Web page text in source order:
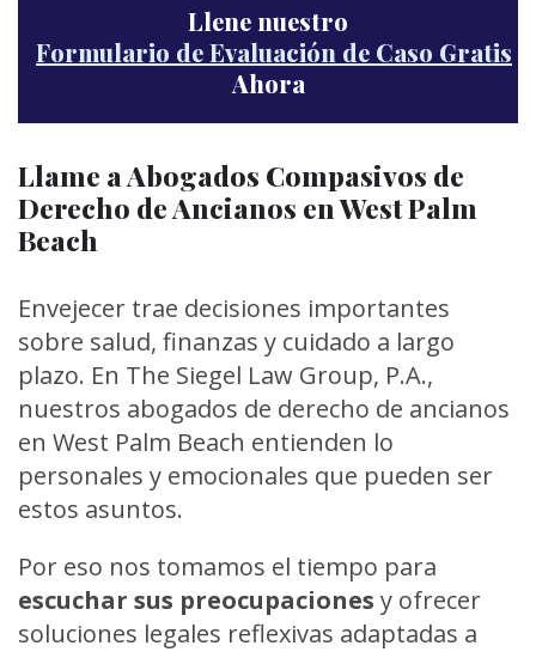
Llene nuestro
Formulario de Evaluación de Caso Gratis
Ahora
Llame a Abogados Compasivos de
Derecho de Ancianos en West Palm
Beach
Envejecer trae decisiones importantes
sobre salud, finanzas y cuidado a largo
plazo. En The Siegel Law Group, P.A.,
nuestros abogados de derecho de ancianos
en West Palm Beach entienden lo
personales y emocionales que pueden ser
estos asuntos.
Por eso nos tomamos el tiempo para
escuchar sus preocupaciones y ofrecer
soluciones legales reflexivas adaptadas a